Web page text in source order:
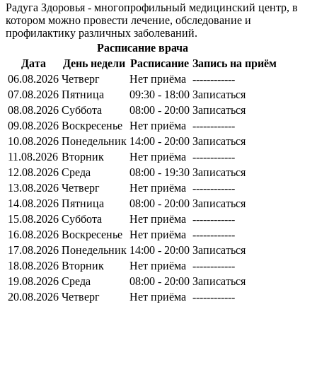
Радуга Здоровья - многопрофильный медицинский центр, в
котором можно провести лечение, обследование и
профилактику различных заболеваний.
Расписание врача
Дата
День недели Расписание Запись на приём
06.08.2026 Четверг Нет приёма ------------
07.08.2026 Пятница 09:30 - 18:00 Записаться
08.08.2026 Суббота 08:00 - 20:00 Записаться
09.08.2026 Воскресенье Нет приёма ------------
10.08.2026 Понедельник 14:00 - 20:00 Записаться
11.08.2026 Вторник Нет приёма ------------
12.08.2026 Среда 08:00 - 19:30 Записаться
13.08.2026 Четверг Нет приёма ------------
14.08.2026 Пятница 08:00 - 20:00 Записаться
15.08.2026 Суббота Нет приёма ------------
16.08.2026 Воскресенье Нет приёма ------------
17.08.2026 Понедельник 14:00 - 20:00 Записаться
18.08.2026 Вторник Нет приёма ------------
19.08.2026 Среда 08:00 - 20:00 Записаться
20.08.2026 Четверг Нет приёма ------------